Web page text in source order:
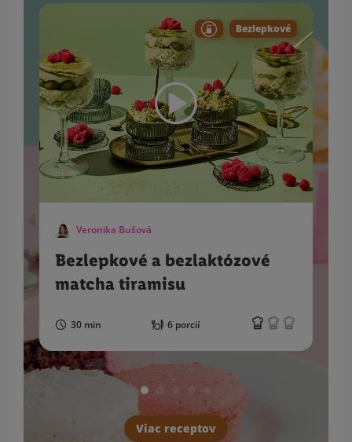
Bezlepkové
Veronika Bušová
Bezlepkové a bezlaktózové
matcha tiramisu
30 min 6 porcií
Viac receptov